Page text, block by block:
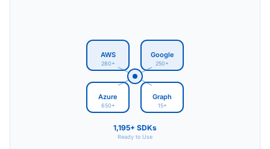
AWS
280+
Google
250+
Azure
650+
Graph
15+
1,195+ SDKs
Ready to Use